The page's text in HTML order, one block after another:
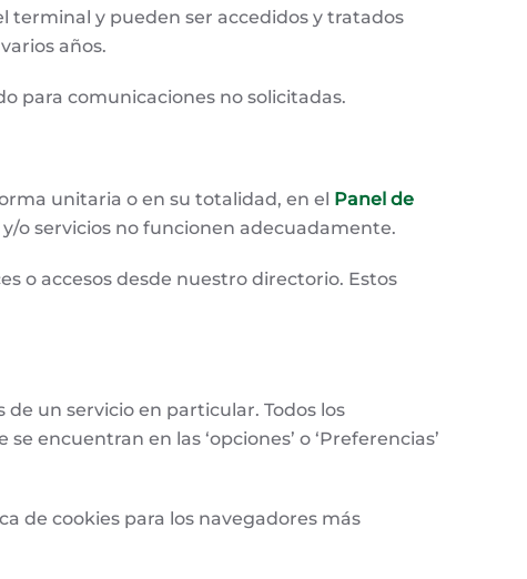
terminal y pueden ser accedidos y tratados
años.
para comunicaciones no solicitadas.
unitaria o en su totalidad, en el Panel de
o servicios no funcionen adecuadamente.
o accesos desde nuestro directorio. Estos
un servicio en particular. Todos los
encuentran en las ‘opciones’ o ‘Preferencias’
de cookies para los navegadores más